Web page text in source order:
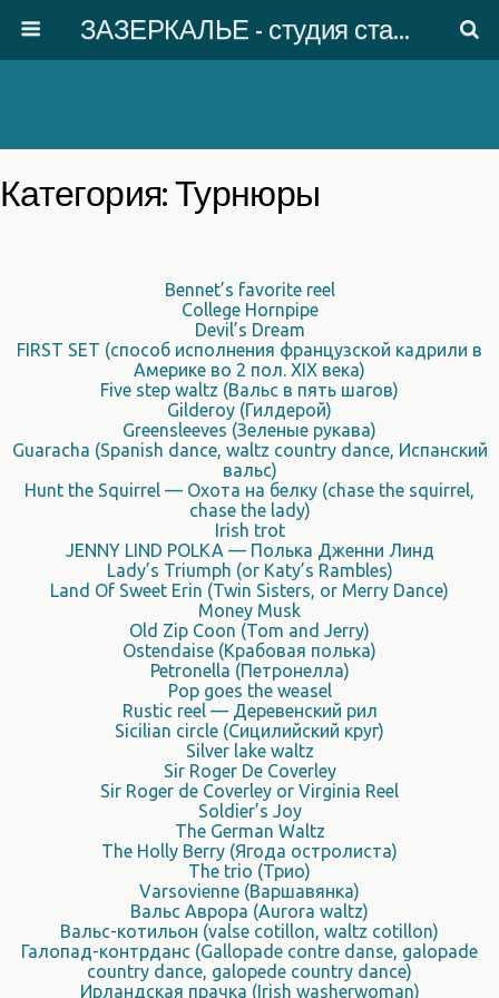
ЗАЗЕРКАЛЬЕ - студия старинного танца
Категория: Турнюры
Bennet’s favorite reel
College Hornpipe
Devil’s Dream
FIRST SET (способ исполнения французской кадрили в
Америке во 2 пол. XIX века)
Five step waltz (Вальс в пять шагов)
Gilderoy (Гилдерой)
Greensleeves (Зеленые рукава)
Guaracha (Spanish dance, waltz country dance, Испанский
вальс)
Hunt the Squirrel — Охота на белку (chase the squirrel,
chase the lady)
Irish trot
JENNY LIND POLKA — Полька Дженни Линд
Lady’s Triumph (or Katy’s Rambles)
Land Of Sweet Erin (Twin Sisters, or Merry Dance)
Money Musk
Old Zip Coon (Tom and Jerry)
Ostendaise (Крабовая полька)
Petronella (Петронелла)
Pop goes the weasel
Rustic reel — Деревенский рил
Sicilian circle (Сицилийский круг)
Silver lake waltz
Sir Roger De Coverley
Sir Roger de Coverley or Virginia Reel
Soldier’s Joy
The German Waltz
The Holly Berry (Ягода остролиста)
The trio (Трио)
Varsovienne (Варшавянка)
Вальс Аврора (Aurora waltz)
Вальс-котильон (valse cotillon, waltz cotillon)
Галопад-контрданс (Gallopade contre danse, galopade
country dance, galopede country dance)
Ирландская прачка (Irish washerwoman)